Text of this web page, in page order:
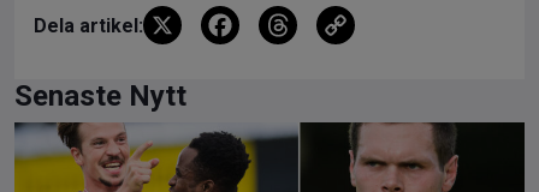
Dela artikel: X
F
b
o
T
a
Li
n
Senaste Nytt